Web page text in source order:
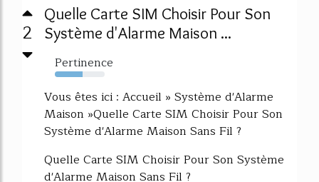
2
Quelle Carte SIM Choisir Pour Son
Système d'Alarme Maison ...
Pertinence
55%
Vous êtes ici : Accueil » Système d'Alarme
Maison »Quelle Carte SIM Choisir Pour Son
Système d'Alarme Maison Sans Fil ?
Quelle Carte SIM Choisir Pour Son Système
d'Alarme Maison Sans Fil ?